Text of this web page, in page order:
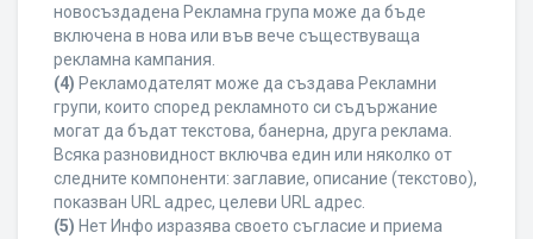
новосъздадена Рекламна група може да бъде
включена в нова или във вече съществуваща
рекламна кампания.
(4) Рекламодателят може да създава Рекламни
групи, които според рекламното си съдържание
могат да бъдат текстова, банерна, друга реклама.
Всяка разновидност включва един или няколко от
следните компоненти: заглавие, описание (текстово),
показван URL адрес, целеви URL адрес.
(5) Нет Инфо изразява своето съгласие и приема